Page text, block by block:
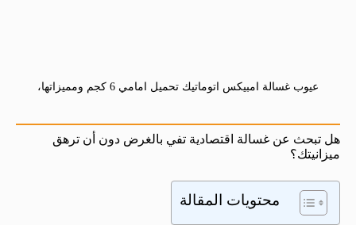
عيوب غسالة امبيكس اتوماتيك تحميل امامي 6 كجم ومميزاتها،
هل تبحث عن غسالة اقتصادية تفي بالغرض دون أن ترهق
ميزانيتك؟
محتويات المقالة